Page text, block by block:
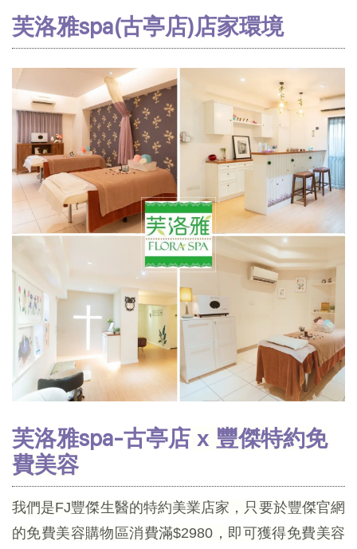
芙洛雅spa(古亭店)店家環境
芙洛雅spa-古亭店 x 豐傑特約免
費美容
我們是FJ豐傑生醫的特約美業店家，只要於豐傑官網
的免費美容購物區消費滿$2980，即可獲得免費美容